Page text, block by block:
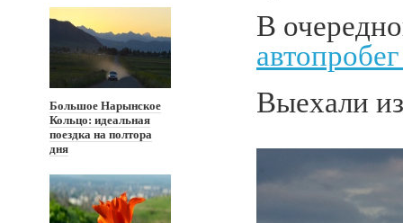
Большое Нарынское
Кольцо: идеальная
поездка на полтора
дня
В
Выехали